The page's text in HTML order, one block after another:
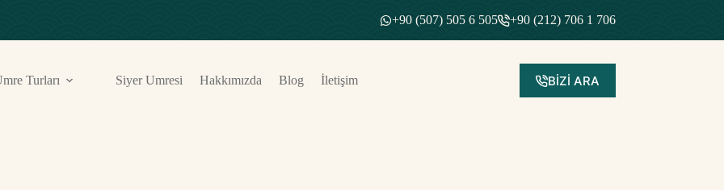
+90 (507) 505 6 505 +90 (212) 706 1 706
Turları Siyer Umresi Hakkımızda Blog İletişim BİZİ ARA